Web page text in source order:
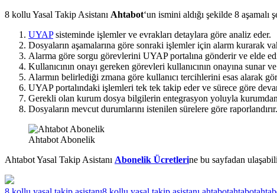
8 kollu Yasal Takip Asistanı Ahtabot‘un ismini aldığı şekilde 8 aşamalı
UYAPsisteminde işlemler ve evrakları detaylara göre analiz eder.
Dosyaların aşamalarına göre sonraki işlemler için alarm kurarak
Alarma göre sorgu görevlerini UYAP portalına gönderir ve elde
Kullanıcının onayı gereken görevleri kullanıcının onayına sunar
Alarmın belirlediği zmana göre kullanıcı tercihlerini esas alarak
UYAP portalındaki işlemleri tek tek takip eder ve sürece göre
Gerekli olan kurum dosya bilgilerin entegrasyon yoluyla
Dosyaların mevcut durumlarını istenilen sürelere göre raporlandırır.
Ahtabot Abonelik
Ahtabot Yasal Takip Asistanı Abonelik Ücretlerine bu sayfadan